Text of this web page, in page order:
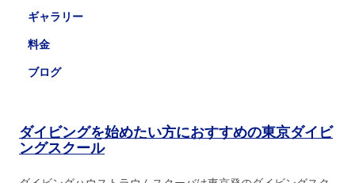
ギャラリー
料金
ブログ
ダイビングを始めたい方におすすめの東京ダイビ
ングスクール